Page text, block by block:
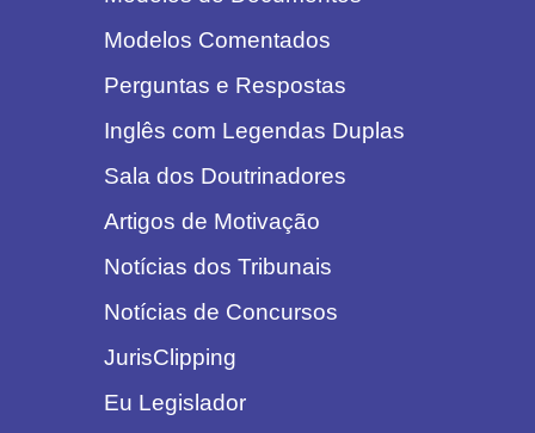
Modelos Comentados
Perguntas e Respostas
Inglês com Legendas Duplas
Sala dos Doutrinadores
Artigos de Motivação
Notícias dos Tribunais
Notícias de Concursos
JurisClipping
Eu Legislador